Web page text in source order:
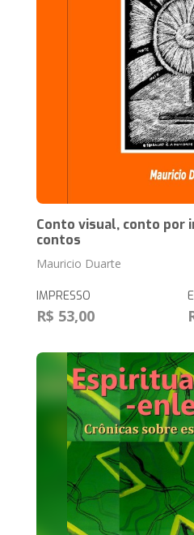
Conto visual, conto por
contos
Mauricio Duarte
IMPRESSO
R$ 53,00